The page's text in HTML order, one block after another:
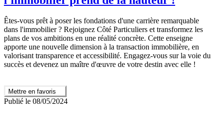
Êtes-vous prêt à poser les fondations d'une carrière remarquable
dans l'immobilier ? Rejoignez Côté Particuliers et transformez les
plans de vos ambitions en une réalité concrète. Cette enseigne
apporte une nouvelle dimension à la transaction immobilière, en
valorisant transparence et accessibilité. Engagez-vous sur la voie du
succès et devenez un maître d'œuvre de votre destin avec elle !
Mettre en favoris
Publié le 08/05/2024